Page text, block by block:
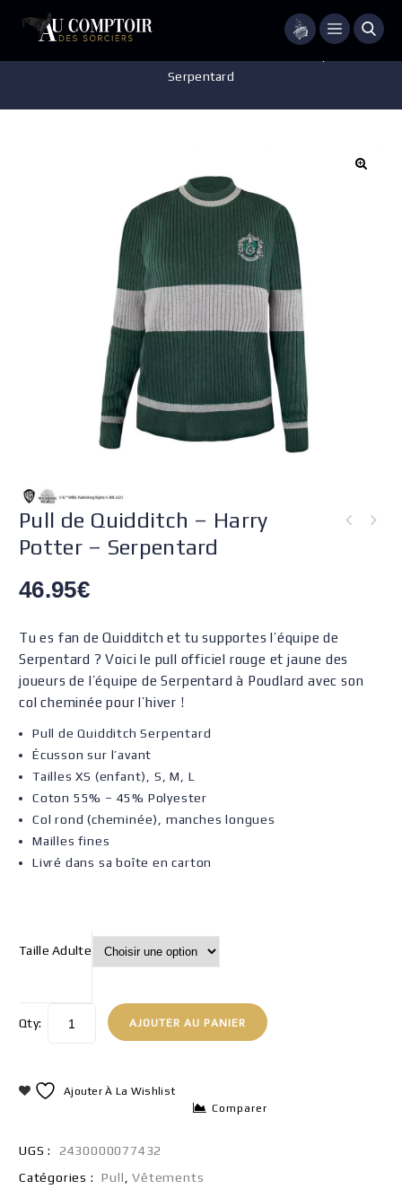
Menu
Serpentard
Pull de Quidditch – Harry
Potter – Serpentard
46.95€
Tu es fan de Quidditch et tu supportes l’équipe de
Serpentard ? Voici le pull officiel rouge et jaune des
joueurs de l’équipe de Serpentard à Poudlard avec son
col cheminée pour l’hiver !
Pull de Quidditch Serpentard
Écusson sur l’avant
Tailles XS (enfant), S, M, L
Coton 55% – 45% Polyester
Col rond (cheminée), manches longues
Mailles fines
Livré dans sa boîte en carton
Taille Adulte
Qty: AJOUTER AU PANIER
Ajouter À La Wishlist
Comparer
UGS :
2430000077432
Catégories :
Pull ,Vêtements